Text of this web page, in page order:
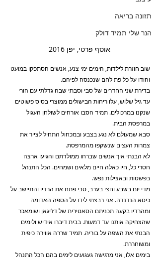
תזונה בריאה
הנר שלי תמיד דולק
אוסף פרטי, יפן 2016
שוב חוזרת לילדות, הימים ימי צנע, אנשים הסתפקו במועט
והודו על כל פת לחם שנכנסה לפיהם.
בדירת שני החדרים של סבי וסבתי שבה גדלתי עם הורי
עד גיל שלוש, עלו ריחות הבישולים ממוצרי בסיס פשוטים
שנקנו במרכולים. תמיד הסבו אורחים לשולחן העגול
במרפסת הבית.
סבא שמעולם לא נגע בצבע ובמכחול התחיל לצייר את
צמרות העצים שנשקפו מהמרפסת.
לא הבנתי איך אנשים שברחו ממולדתם והגיעו ארצה
חסרי כל, חיו כאלה חיים מלאים ושמחים. הכל התנהל
בפשטות ובאצילות נפש.
מדי יום בשבע וחצי בערב, סבי פתח את הרדיו והתיישב על
כיסא הנדנדה. אני רבצתי לידו על הספה האדומה
ומהרדיו בקעה תכניתם הסאטירית של דז’יגאן ושומאכר
שהצחיקה אותנו עד דמעות. בבית דיברו אידיש ולימים
הבנתי את השפה על בוריה. תמיד שררה אווירה כיפית
ומשוחררת.
בימים אלו, אני מרגישה געגועים לימים בהם הכל התנהל